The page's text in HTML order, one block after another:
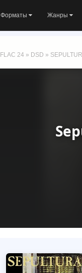
Форматы Жанры
FLAC 24 » DSD »